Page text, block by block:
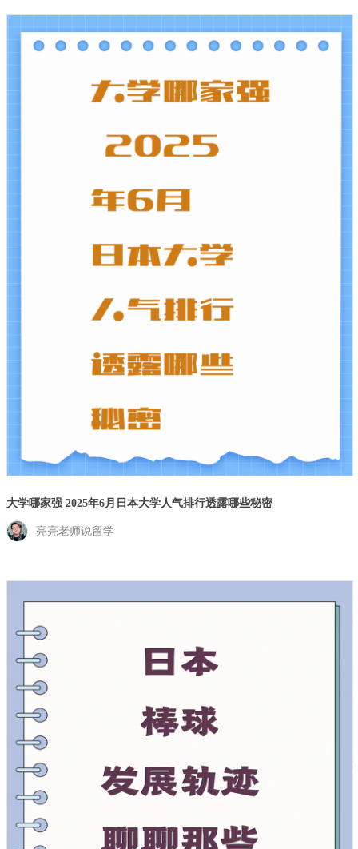
大学哪家强 2025年6月日本大学人气排行透露哪些秘密
亮亮老师说留学